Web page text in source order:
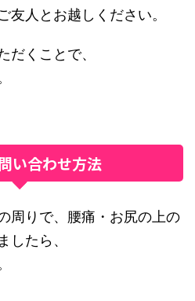
友人とお越しください。
だくことで、
い合わせ方法
周りで、腰痛・お尻の上の
したら、